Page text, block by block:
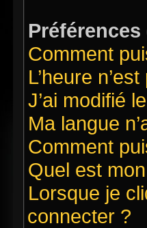
Comment
L’heure
J’ai modifié
Ma langue
Comment
Quel est
Lorsque je
connecter ?